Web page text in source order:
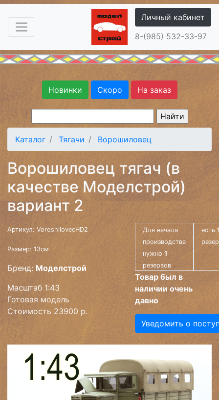
Личный кабинет
8-(985) 532-33-97
Новинки Скоро На заказ
Каталог Тягачи Ворошиловец
Ворошиловец тягач (в
качестве Моделстрой)
вариант 2
Артикул: VoroshilovecHD2
Размер: 13см
Бренд: Моделстрой
Масштаб 1:43
Готовая модель
Стоимость 23900 р.
Для начала
производства
нужно1
резервов
есть
Товар был в
наличии очень
давно
Уведомить о